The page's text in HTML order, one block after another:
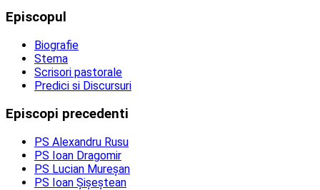
Episcopul
Biografie
Stema
Scrisori pastorale
Predici si Discursuri
Episcopi precedenti
PS Alexandru Rusu
PS Ioan Dragomir
PS Lucian Mureșan
PS Ioan Șișeștean